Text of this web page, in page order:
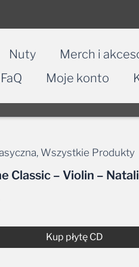
Nuty Merch i
FaQ Moje konto
, Wszystkie Produkty
Classic – Violin –
Kup płytę CD